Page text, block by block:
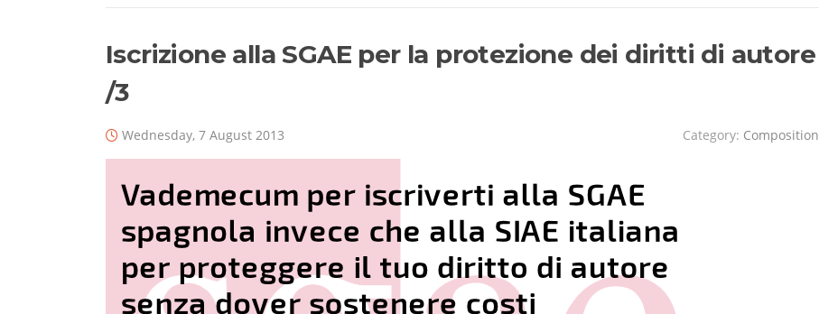
Iscrizione alla SGAE per la protezione dei diritti di autore
/3
Wednesday, 7 August 2013 Category: Composition